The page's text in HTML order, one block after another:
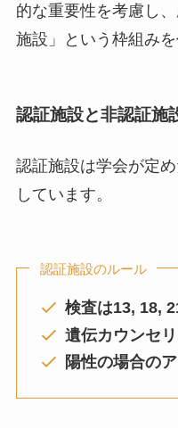
的な重要性を考慮し
施設」という枠組みを
認証施設と非認証施
認証施設は学会が定
しています。
認証施設のルール
検査は13, 18,
遺伝カウンセ
陽性の場合の